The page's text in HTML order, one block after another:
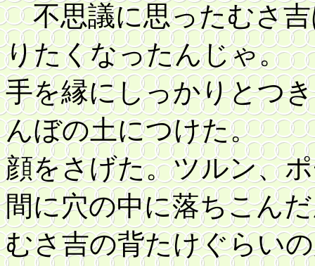
不思議に思ったむさ吉
りたくなったんじゃ。
手を縁にしっかりとつ
んぼの土につけた。
顔をさげた。ツルン、
間に穴の中に落ちこん
むさ吉の背たけぐらい